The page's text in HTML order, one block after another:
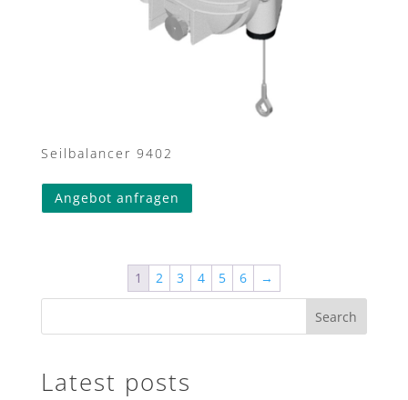
Seilbalancer 9402
Angebot anfragen
1 2 3 4 5 6 →
Search
Latest posts